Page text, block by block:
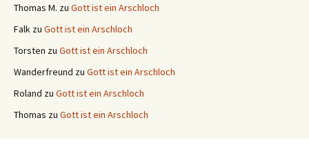
Thomas M. zu Gott ist ein Arschloch
Falk zu Gott ist ein Arschloch
Torsten zu Gott ist ein Arschloch
Wanderfreund zu Gott ist ein Arschloch
Roland zu Gott ist ein Arschloch
Thomas zu Gott ist ein Arschloch